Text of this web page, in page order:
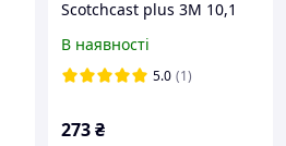
Scotchcast plus 3M 10,1
(82004) / Скотчкаст плюс
В наявності
5.0 (1)
273₴